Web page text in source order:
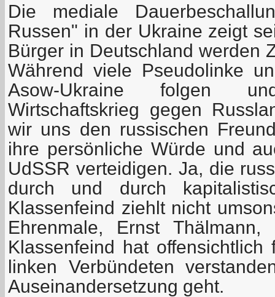
Die mediale
Russen" in der Ukraine zeigt
Bürger in Deutschland werden
Während viele Pseudolinke
Asow-Ukraine folgen
Wirtschaftskrieg gegen
wir uns den russischen
ihre persönliche Würde und
UdSSR verteidigen. Ja, die
durch und durch
Klassenfeind ziehlt nicht
Ehrenmale, Ernst
Klassenfeind hat
linken Verbündeten
Auseinandersetzung geht.